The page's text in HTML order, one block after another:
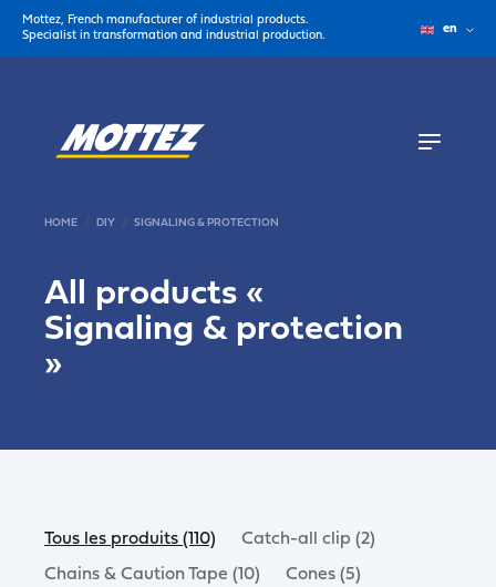
Mottez, French manufacturer of industrial products.
Specialist in transformation and industrial production.
en
HOME DIY SIGNALING & PROTECTION
All products «
Signaling & protection
»
Tous les produits (110)
Catch-all clip (2)
Chains & Caution Tape (10)
Cones (5)